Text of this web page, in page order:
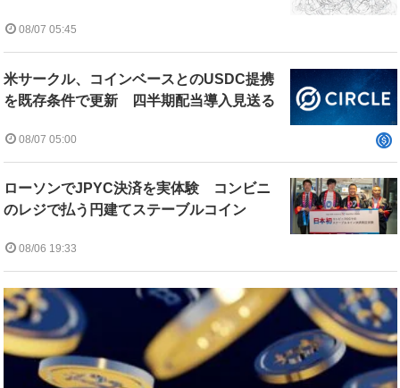
08/07 05:45
米サークル、コインベースとのUSDC提携
を既存条件で更新 四半期配当導入見送る
08/07 05:00
ローソンでJPYC決済を実体験 コンビニ
のレジで払う円建てステーブルコイン
08/06 19:33